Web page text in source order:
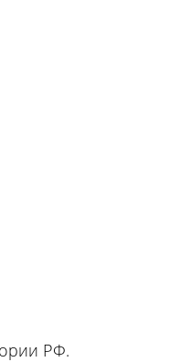
РФ.